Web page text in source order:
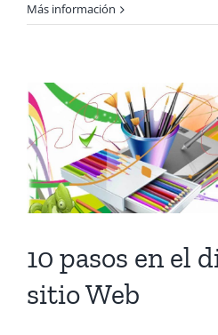
Más información
10 pasos en el
sitio Web